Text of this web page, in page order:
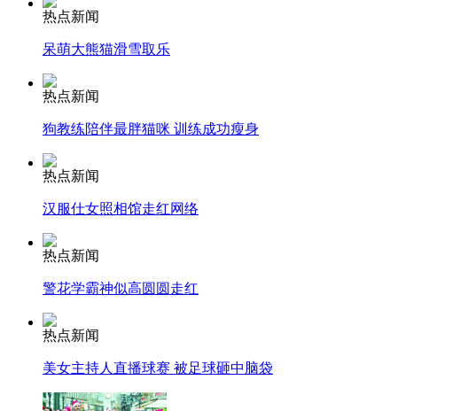
走！跟着总书记去植树
消防员救轻生者
纽约上演“枕头大战”
司机酒驾遇交警 急速倒车逃窜
热点新闻
呆萌大熊猫滑雪取乐
热点新闻
狗教练陪伴最胖猫咪 训练成功瘦身
热点新闻
汉服仕女照相馆走红网络
热点新闻
警花学霸神似高圆圆走红
热点新闻
美女主持人直播球赛 被足球砸中脑袋